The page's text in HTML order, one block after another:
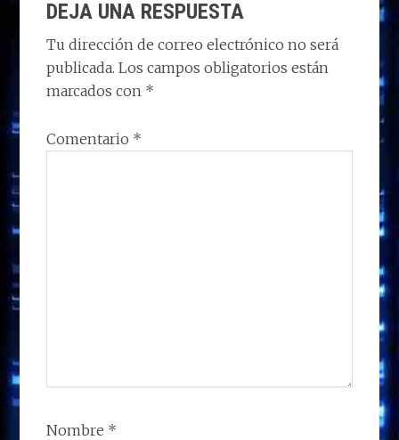
o
n
o
o
k
dI
n
A
p
p
m ti
r
CON
LOS
LECTORES
DEJA UNA RESPUESTA
Tu dirección de correo electrónico no será
publicada. Los campos obligatorios están
marcados con *
Comentario *
Nombre *